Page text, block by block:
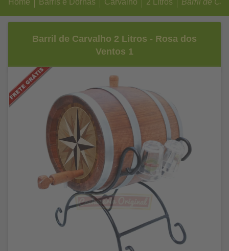
Home Barris e Dornas Carvalho 2 Litros Barril de
Barril de Carvalho 2 Litros - Rosa dos
Ventos 1